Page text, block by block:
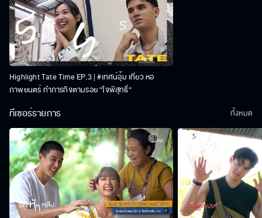
Highlight Tate Time EP.3 | #เทศน์อุ้ม เที่ยว หอ
ภาพยนตร์ ทำภารกิจตามรอย “ใจพิสุทธิ์“
ทีเซอร์รายการ ทั้งหมด